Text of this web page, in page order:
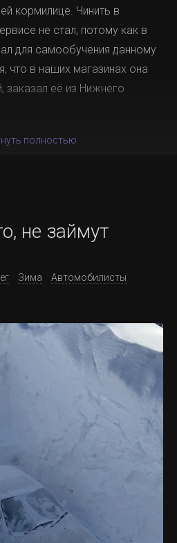
кормилице. Чинить в
не стал, потому как в
для самообучения данному
что в наших магазинах она
заказал её из Нижнего
полностью
не займут
Зима
Автомобилисты